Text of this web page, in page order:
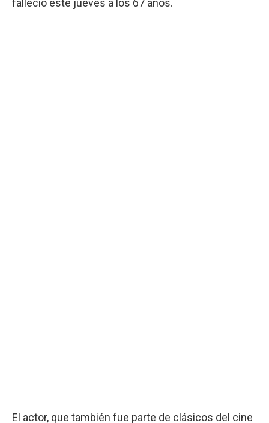
falleció este jueves a los 67 años.
El actor, que también fue parte de clásicos del cine